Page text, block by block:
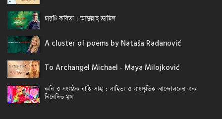
চারটি কবিতা । আব্দুল্লাহ্ জামিল
A cluster of poems by Nataša Radanović
To Archangel Michael - Maya Milojković
কবি ও সংগঠক বাপ্পি সাহা : সাহিত্য ও সাংস্কৃতিক আন্দোলনের এক
নিবেদিত মুখ